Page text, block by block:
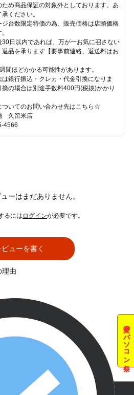
ため商品保証の対象外としております。あ
ください。
台数限定特価の為、販売価格は店頭価格
日以内であれば、万が一お気に召さない
返品を承ります【要事前連絡、返送料はお
間ほどかかる可能性があります。
銀行振込・クレカ・代金引換になりま
の場合は別途手数料400円(税抜)かかり
いてのお問い合わせ先はこちら☆
久留米店
4566
ーはまだありません。
るには ログインが必要です。
ビューを書く
夏のパソコン祭
理由